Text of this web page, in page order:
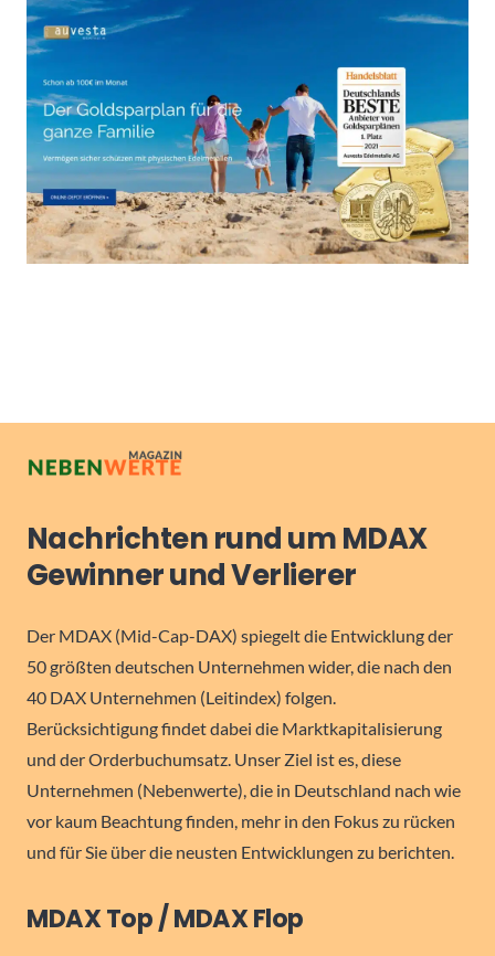
Nachrichten rund um MDAX
Gewinner und Verlierer
Der MDAX (Mid-Cap-DAX) spiegelt die Entwicklung der
50 größten deutschen Unternehmen wider, die nach den
40 DAX Unternehmen (Leitindex) folgen.
Berücksichtigung findet dabei die Marktkapitalisierung
und der Orderbuchumsatz. Unser Ziel ist es, diese
Unternehmen (Nebenwerte), die in Deutschland nach wie
vor kaum Beachtung finden, mehr in den Fokus zu rücken
und für Sie über die neusten Entwicklungen zu berichten.
MDAX Top / MDAX Flop